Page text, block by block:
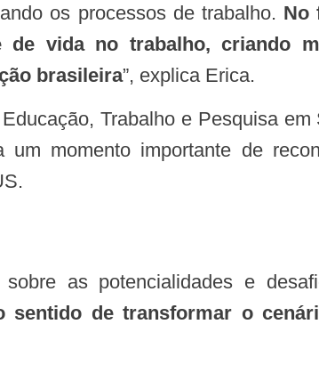
os processos de trabalho. No
vida no trabalho, criando
brasileira”, explica Erica.
momento importante de
sentido de transformar o